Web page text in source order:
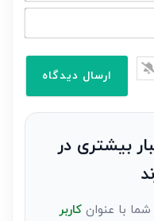
بیشتری در
شما با عنوانکاربر